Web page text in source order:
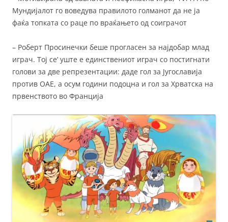
Мундијалот го воведува правилото голманот да не ја
фаќа топката со раце по враќањето од соиграчот
– Роберт Просинечки беше прогласен за најдобар млад
играч. Тој се’ уште е единствениот играч со постигнати
голови за две репрезентации: даде гол за Југославија
против ОАЕ, а осум години подоцна и гол за Хрватска на
првенството во Франција